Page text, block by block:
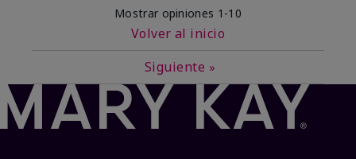
Mostrar opiniones 1-10
Volver al inicio
Siguiente »